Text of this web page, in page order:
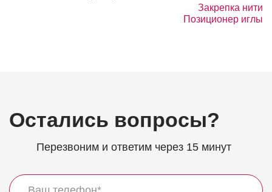
Закрепка нити
Позиционер иглы
Остались вопросы?
Перезвоним и ответим через 15 минут